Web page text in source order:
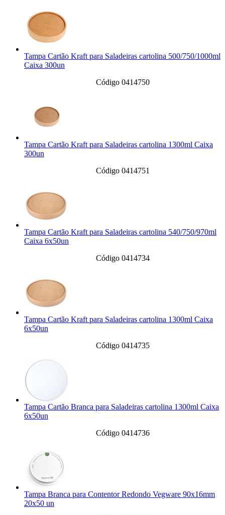
Tampa Cartão Kraft para Saladeiras cartolina 500/750/1000ml
Caixa 300un
Código 0414750
Tampa Cartão Kraft para Saladeiras cartolina 1300ml Caixa
300un
Código 0414751
Tampa Cartão Kraft para Saladeiras cartolina 540/750/970ml
Caixa 6x50un
Código 0414734
Tampa Cartão Kraft para Saladeiras cartolina 1300ml Caixa
6x50un
Código 0414735
Tampa Cartão Branca para Saladeiras cartolina 1300ml Caixa
6x50un
Código 0414736
Tampa Branca para Contentor Redondo Vegware 90x16mm
20x50 un